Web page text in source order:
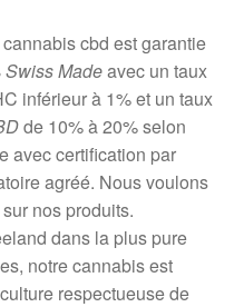
cbd est garantie
Swiss Madeavec un taux
inférieur à 1% et un taux
de 10% à 20% selon
avec certification par
agréé. Nous voulons
nos produits.
dans la plus pure
notre cannabis est
respectueuse de